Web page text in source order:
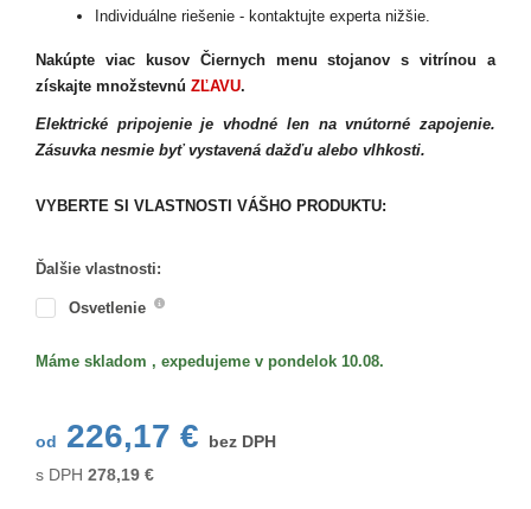
Individuálne riešenie - kontaktujte experta nižšie.
Nakúpte viac kusov Čiernych menu stojanov s vitrínou a
získajte množstevnú ZĽAVU.
Elektrické pripojenie je vhodné len na vnútorné zapojenie.
Zásuvka nesmie byť vystavená dažďu alebo vlhkosti.
VYBERTE SI VLASTNOSTI VÁŠHO PRODUKTU:
Ďalšie vlastnosti:
Osvetlenie
Máme skladom , expedujeme v pondelok 10.08.
od 226,17 €
bez DPH
s DPH 278,19 €